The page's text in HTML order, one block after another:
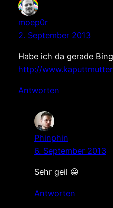
moep0r
2. September 2013
Habe ich da gerade
http://
Antworten
Phinphin
6. September 2013
Sehr geil 😀
Antworten